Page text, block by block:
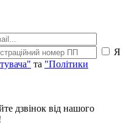
Я
та "Політики
дзвінок від нашого